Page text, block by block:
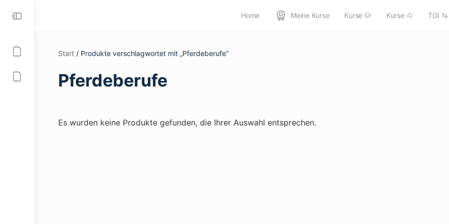
Side
Home Meine Kurse Kurse 🐶 Kurse 🐴 TGI 🦄
Start / Produkte verschlagwortet mit „Pferdeberufe“
Pferdeberufe
Es wurden keine Produkte gefunden, die Ihrer Auswahl entsprechen.